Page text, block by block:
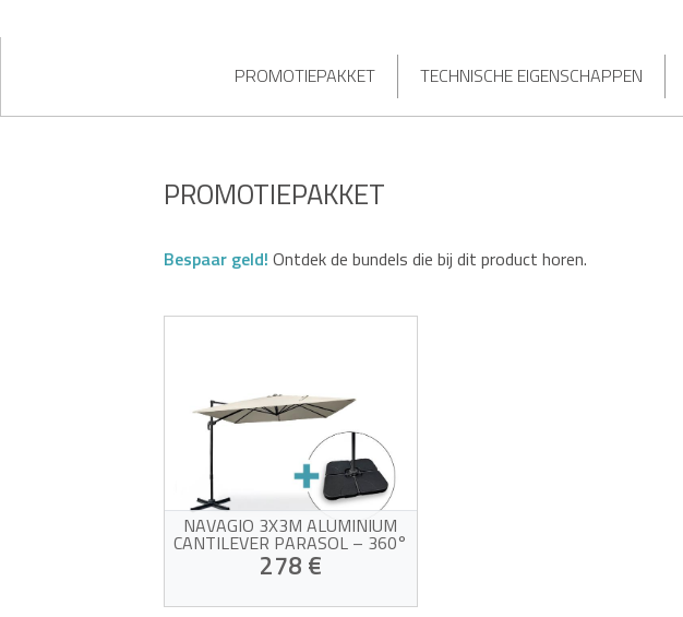
PROMOTIEPAKKET TECHNISCHE EIGENSCHAPPEN
PROMOTIEPAKKET
Bespaar geld! Ontdek de bundels die bij dit product horen.
NAVAGIO 3X3M ALUMINIUM
CANTILEVER PARASOL – 360°
DRAAIBAAR, KANTELBAAR,
BEIGE + BALLASTPLATEN
278 €